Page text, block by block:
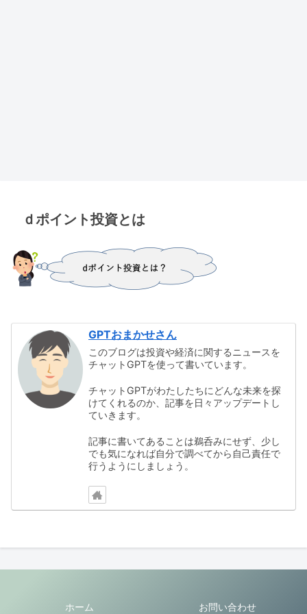
ｄポイント投資とは
GPTおまかせさん
このブログは投資や経済に関するニュースを
チャットGPTを使って書いています。
チャットGPTがわたしたちにどんな未来を探
けてくれるのか、記事を日々アップデートし
ていきます。
記事に書いてあることは鵜呑みにせず、少し
でも気になれば自分で調べてから自己責任で
行うようにしましょう。
ホーム お問い合わせ